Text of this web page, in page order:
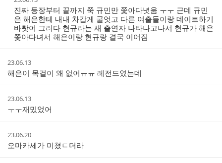
성
시
간
진짜 등장부터 끝까지 쭉 규민만 쫓아다녓움 ㅜㅜ 근데 규민
은 해은한테 내내 차갑게 굴엇고 다른 여출들이랑 데이트하기
바빳어 그러다 현규라는 새 출연자 나타나고나서 현규가 해은
쫓아다녀서 해은이랑 현규랑 결국 이어짐
작
성
시
간
23.06.13
해은이 목걸이 왜 없어ㅠㅠ 레전드였는데
작
시
간
23.06.13
ㅜㅜ재밌었어
작
성
시
간
23.06.20
오마카세가 미쳤ㄷ더라